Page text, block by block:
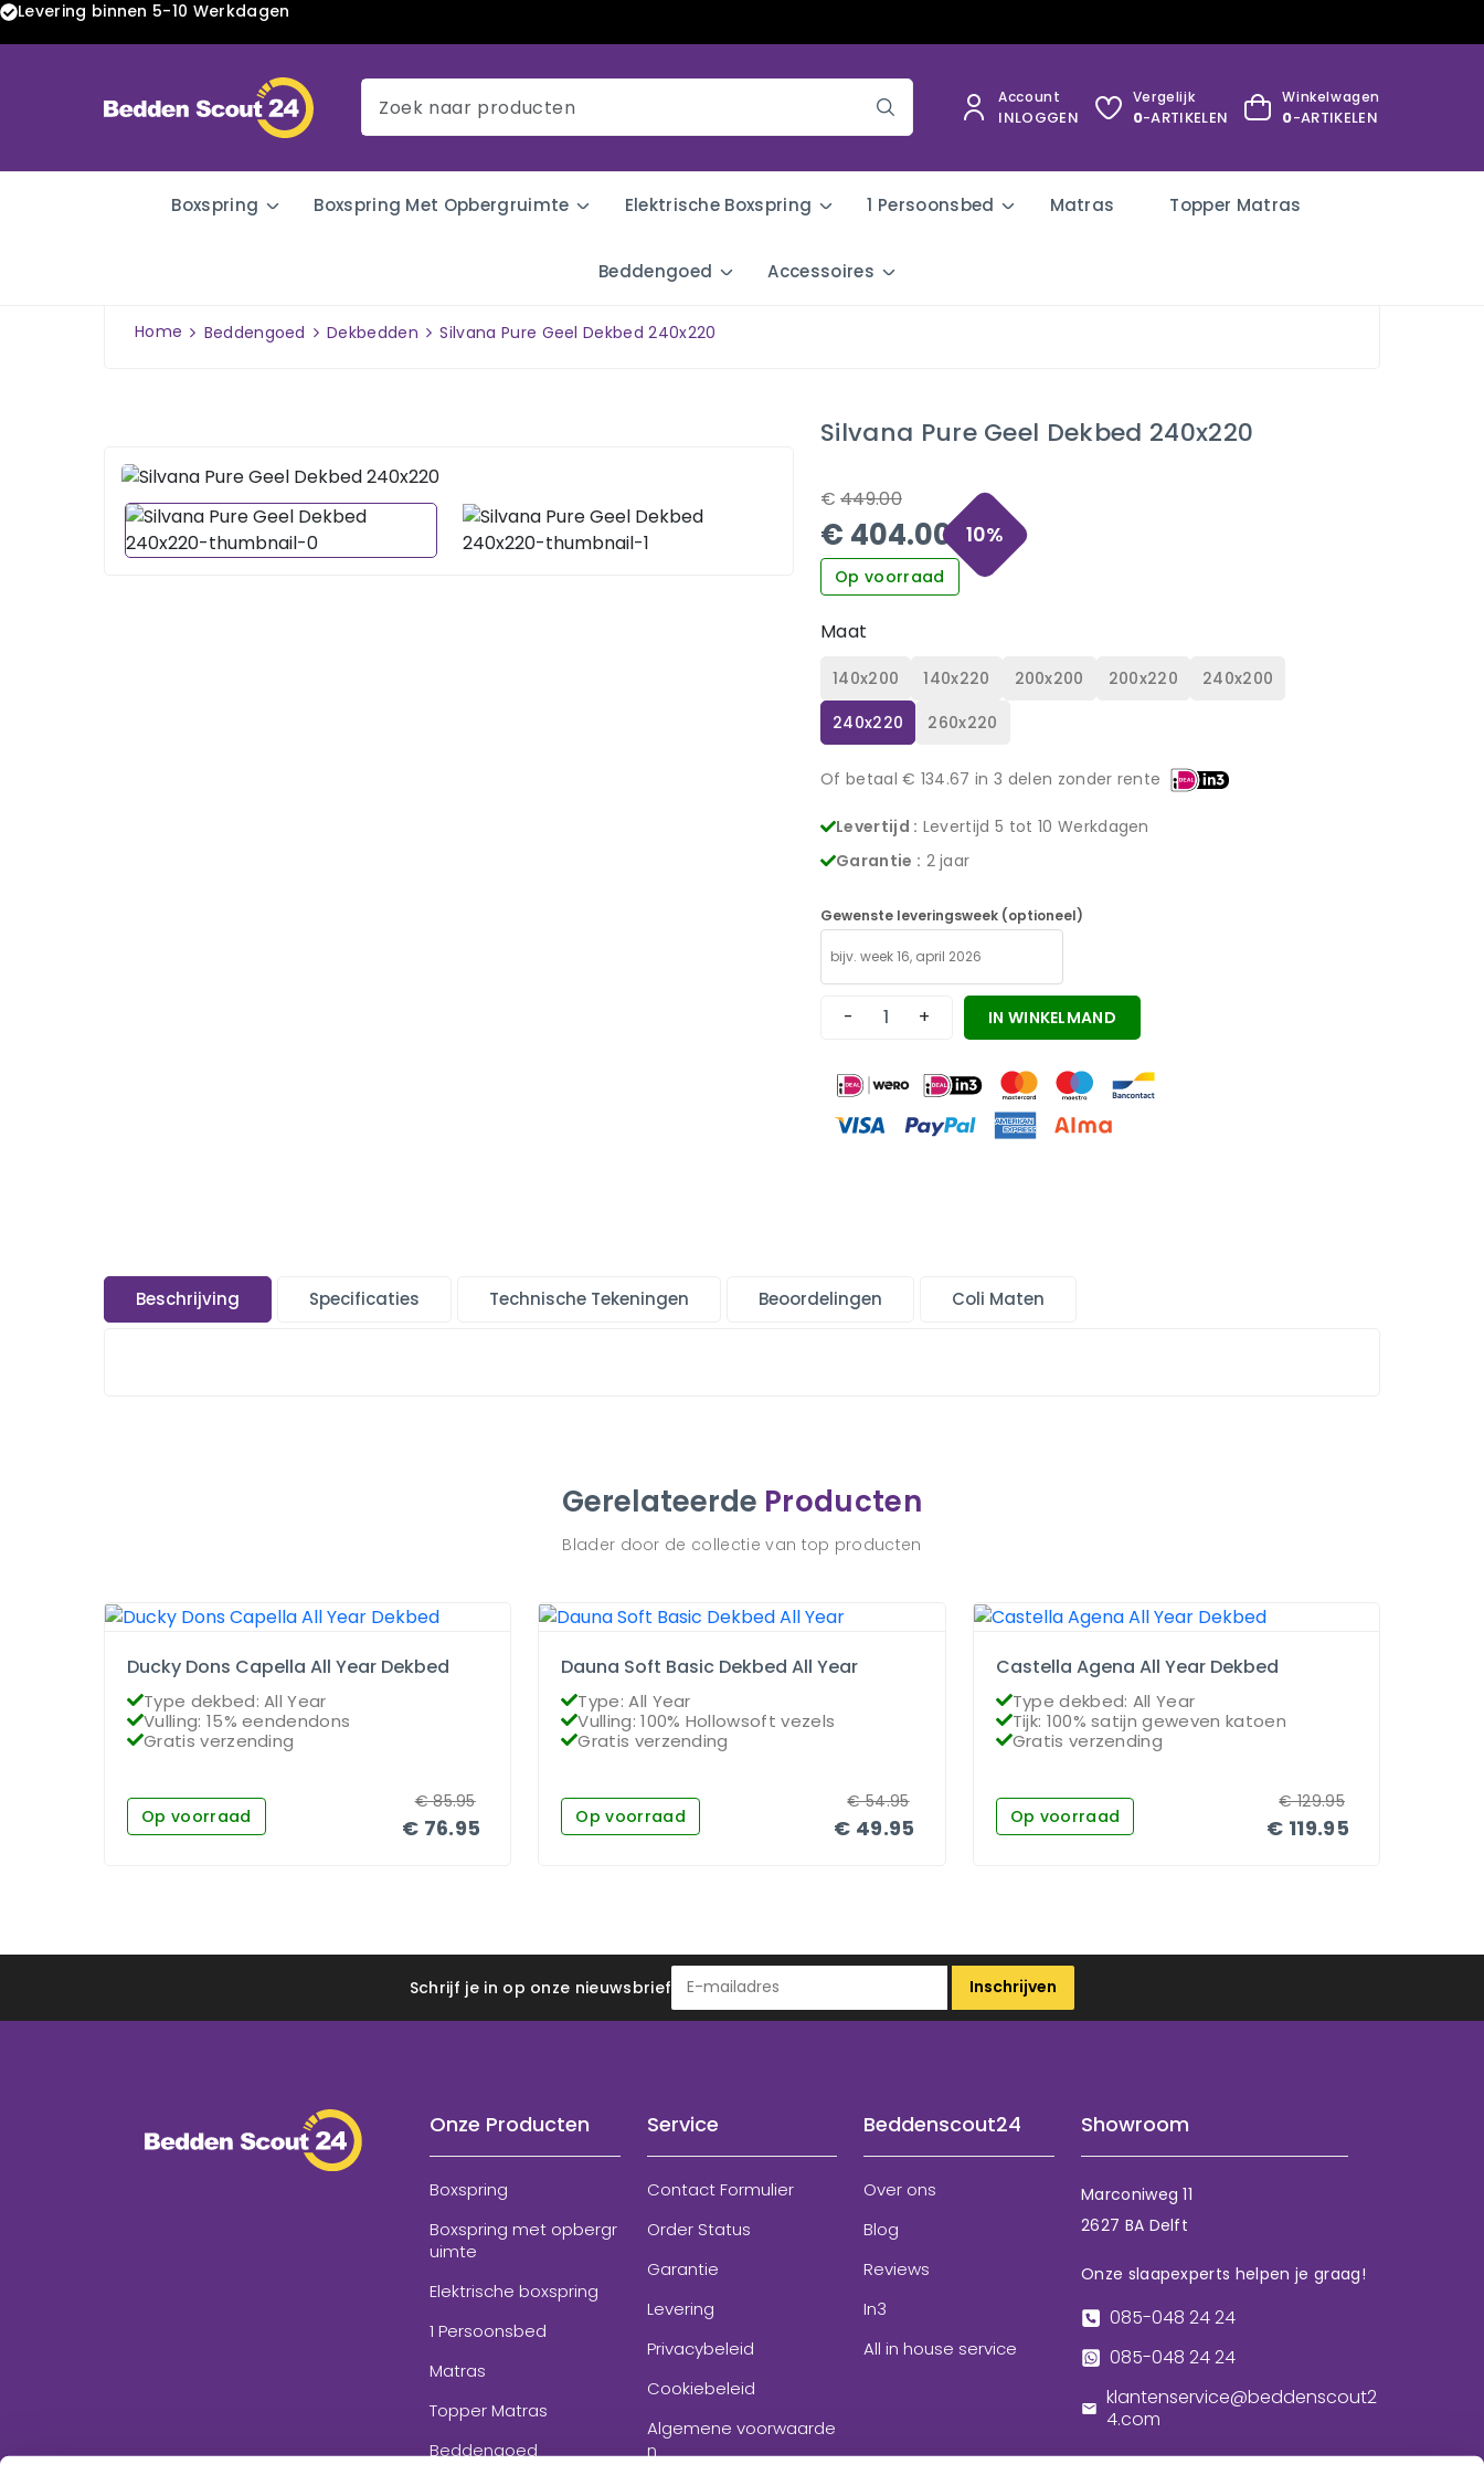
Levering binnen 5-10 Werkdagen
Account
INLOGGEN
Vergelijk
0-ARTIKELEN
Winkelwagen
0-ARTIKELEN
Boxspring Boxspring Met Opbergruimte Elektrische Boxspring 1 Persoonsbed Matras Topper Matras
Beddengoed Accessoires
Home Beddengoed Dekbedden Silvana Pure Geel Dekbed 240x220
Silvana Pure Geel Dekbed 240x220
€ 449.00
€ 404.00 10%
Op voorraad
Maat
140x200 140x220 200x200 200x220
240x200
240x220
260x220
Of betaal € 134.67 in 3 delen zonder rente
Levertijd : Levertijd 5 tot 10 Werkdagen
Garantie : 2 jaar
Gewenste leveringsweek (optioneel)
- + IN WINKELMAND
Beschrijving Specificaties Technische Tekeningen Beoordelingen Coli Maten
Gerelateerde Producten
Blader door de collectie van top producten
Ducky Dons Capella All Year Dekbed
Type dekbed: All Year
Vulling: 15% eendendons
Gratis verzending
Op voorraad € 76.95
€85.95
Dauna Soft Basic Dekbed All Year
Type: All Year
Vulling: 100% Hollowsoft vezels
Gratis verzending
Op voorraad € 49.95
€54.95
Castella Agena All Year Dekbed
Type dekbed: All Year
Tijk: 100% satijn geweven katoen
Gratis verzending
Op voorraad € 119.95
€129.95
Schrijf je in op onze nieuwsbrief Inschrijven
Onze Producten
Boxspring
Boxspring met opbergr
uimte
Elektrische boxspring
1 Persoonsbed
Matras
Topper Matras
Beddengoed
Service
Contact Formulier
Order Status
Garantie
Levering
Privacybeleid
Cookiebeleid
Algemene voorwaarde
n
Beddenscout24
Over ons
Blog
Reviews
In3
All in house service
Showroom
Marconiweg 11
2627 BA Delft
Onze slaapexperts helpen je graag!
085-048 24 24
085-048 24 24
klantenservice@beddenscout2
4.com